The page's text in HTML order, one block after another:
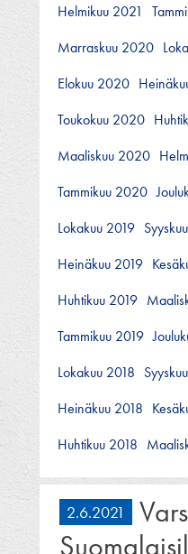
Helmikuu 2021
Marraskuu 2020
Elokuu 2020
Toukokuu 2020
Maaliskuu 2020
Tammikuu 2020
Lokakuu 2019
Heinäkuu 2019
Huhtikuu 2019
Tammikuu 2019
Lokakuu 2018
Heinäkuu 2018
Huhtikuu 2018
2.6.2021